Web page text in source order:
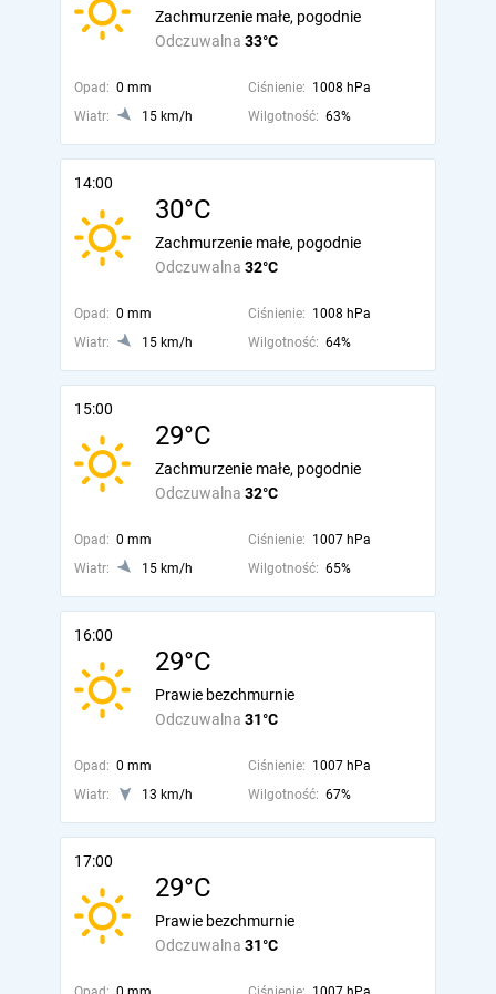
Odczuwalna 33°C
Zachmurzenie małe, pogodnie
Opad: 0 mm Ciśnienie: 1008 hPa
Wiatr:
15 km/h Wilgotność: 63%
14:00
30°C
Odczuwalna 32°C
Zachmurzenie małe, pogodnie
Opad: 0 mm Ciśnienie: 1008 hPa
Wiatr:
15 km/h Wilgotność: 64%
15:00
29°C
Odczuwalna 32°C
Zachmurzenie małe, pogodnie
Opad: 0 mm Ciśnienie: 1007 hPa
Wiatr:
15 km/h Wilgotność: 65%
16:00
29°C
Odczuwalna 31°C
Prawie bezchmurnie
Opad: 0 mm Ciśnienie: 1007 hPa
Wiatr:
13 km/h Wilgotność: 67%
17:00
29°C
Odczuwalna 31°C
Prawie bezchmurnie